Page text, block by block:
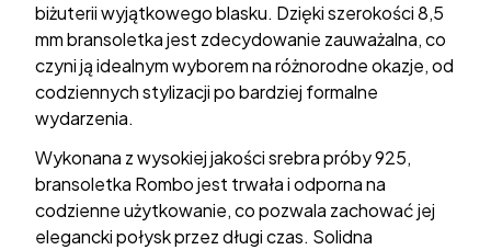
biżuterii wyjątkowego blasku. Dzięki szerokości 8,5
mm bransoletka jest zdecydowanie zauważalna, co
czyni ją idealnym wyborem na różnorodne okazje, od
codziennych stylizacji po bardziej formalne
wydarzenia.
Wykonana z wysokiej jakości srebra próby 925,
bransoletka Rombo jest trwała i odporna na
codzienne użytkowanie, co pozwala zachować jej
elegancki połysk przez długi czas. Solidna